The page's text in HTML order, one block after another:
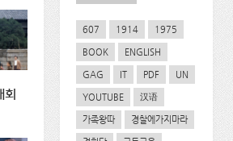
회
607 1914 1975
BOOK ENGLISH
GAG IT PDF UN
YOUTUBE 汉语
가족왕따 경찰에가지마라